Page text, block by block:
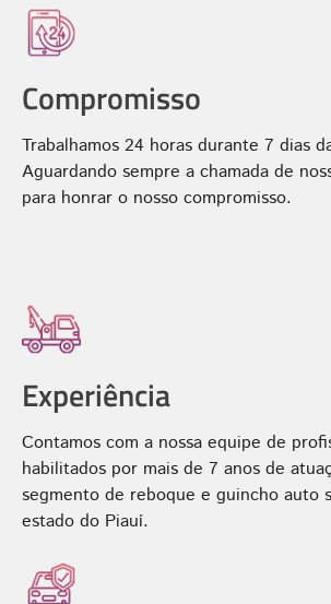
Compromisso
Trabalhamos 24 horas durante 7 dias
Aguardando sempre a chamada de
para honrar o nosso compromisso.
Experiência
Contamos com a nossa equipe de
habilitados por mais de 7 anos de
segmento de reboque e guincho auto
estado do Piauí.